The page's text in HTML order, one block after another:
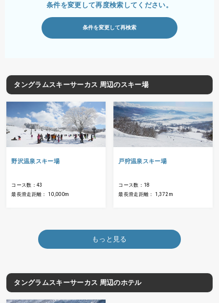
条件を変更して再度検索してください。
条件を変更して再検索
タングラムスキーサーカス 周辺のスキー場
野沢温泉スキー場
コース数：43
最長滑走距離： 10,000m
戸狩温泉スキー場
コース数：18
最長滑走距離： 1,372m
もっと見る
タングラムスキーサーカス 周辺のホテル